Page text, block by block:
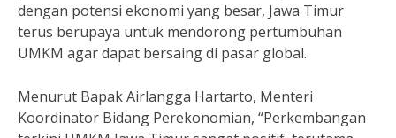
dengan potensi ekonomi yang besar, Jawa Timur
terus berupaya untuk mendorong pertumbuhan
UMKM agar dapat bersaing di pasar global.
Menurut Bapak Airlangga Hartarto, Menteri
Koordinator Bidang Perekonomian, “Perkembangan